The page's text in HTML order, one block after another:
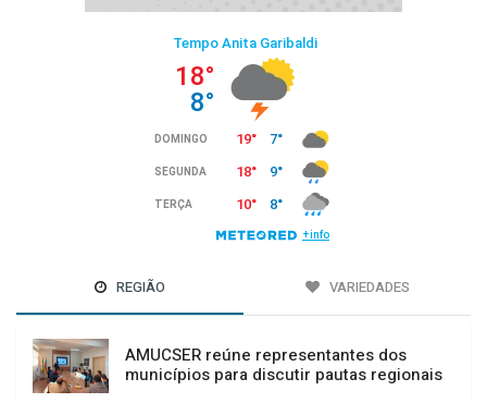
REGIÃO VARIEDADES
AMUCSER reúne representantes dos
municípios para discutir pautas regionais